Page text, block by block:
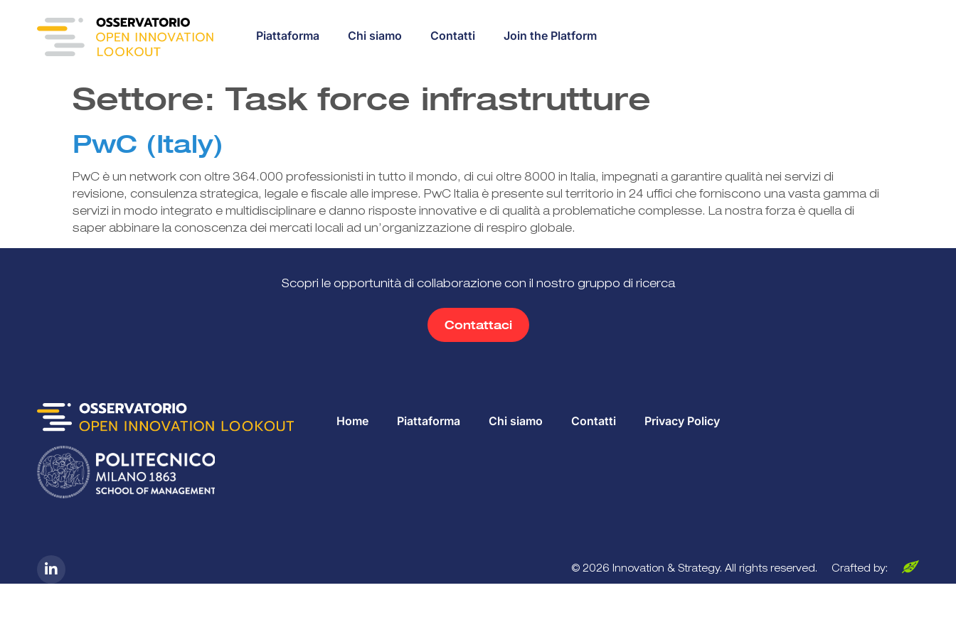
Piattaforma Chi siamo Contatti Join the Platform
Settore: Task force infrastrutture
PwC (Italy)
PwC è un network con oltre 364.000 professionisti in tutto il mondo, di cui oltre 8000 in Italia, impegnati a garantire qualità nei servizi di
revisione, consulenza strategica, legale e fiscale alle imprese. PwC Italia è presente sul territorio in 24 uffici che forniscono una vasta gamma di
servizi in modo integrato e multidisciplinare e danno risposte innovative e di qualità a problematiche complesse. La nostra forza è quella di
saper abbinare la conoscenza dei mercati locali ad un’organizzazione di respiro globale.
Scopri le opportunità di collaborazione con il nostro gruppo di ricerca
Contattaci
Home Piattaforma Chi siamo Contatti Privacy Policy
© 2026 Innovation & Strategy. All rights reserved. Crafted by: